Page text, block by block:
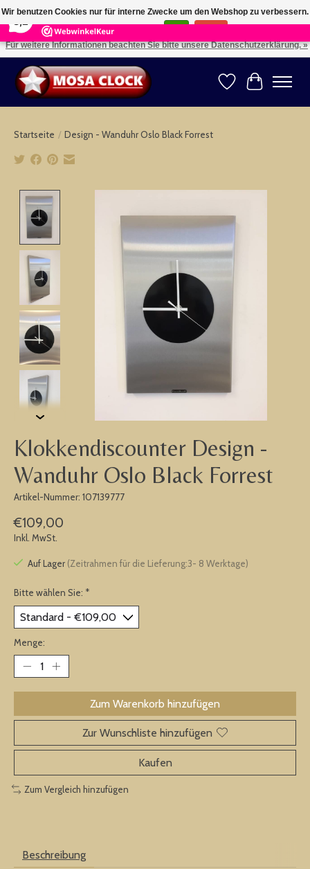
164 Reviews ×
Kies uw taal: NL -- Wählen Sie ihre Sprache: DE -- Choose your language: EN ⇓ ⇒
Wunschzettel
Ihr
Startseite / Design - Wanduhr Oslo Black Forrest
Klokkendiscounter Design -
Wanduhr Oslo Black Forrest
Artikel-Nummer: 107139777
€109,00
Inkl. MwSt.
Auf Lager (Zeitrahmen für die Lieferung:3- 8 Werktage)
Bitte wählen Sie: *
Menge:
Zum Warenkorb hinzufügen
Zur Wunschliste hinzufügen
Kaufen
Zum Vergleich hinzufügen
Beschreibung
Wir benutzen Cookies nur für interne Zwecke um den Webshop zu verbessern.
Ist das in Ordnung?
Für weitere Informationen beachten Sie bitte unsere Datenschutzerklärung. »